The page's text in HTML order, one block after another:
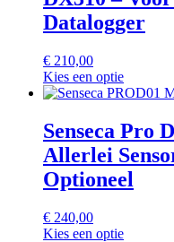
Datalogger
€ 210,00
Kies een optie
Senseca Pro
Allerlei
Optioneel
€ 240,00
Kies een optie